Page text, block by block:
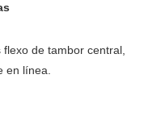
de tambor central,
en línea.